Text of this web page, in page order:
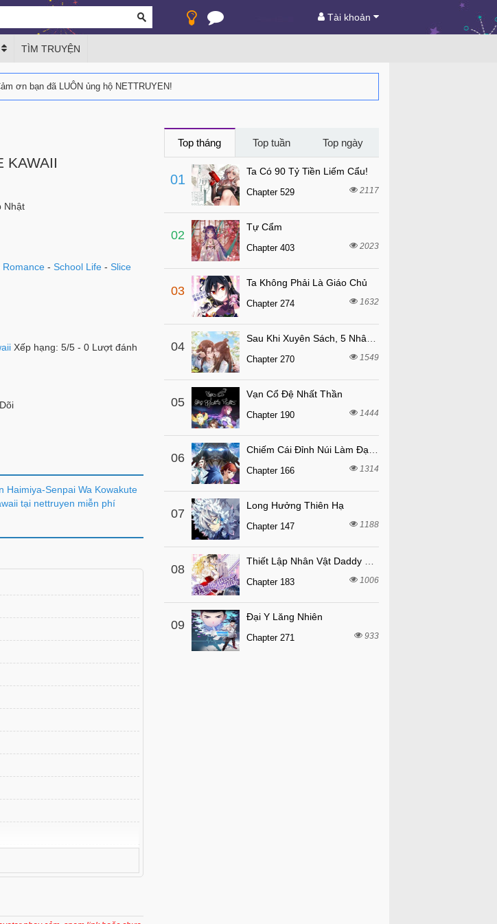
Tài khoản
TÌM TRUYỆN
ơn bạn đã LUÔN ủng hộ NETTRUYEN!
KAWAII
Nhật
Romance -School Life -Slice
Xếp hạng: 5/5- 0Lượt đánh
Haimiya-Senpai Wa Kowakute
tại nettruyen miễn phí
Top tháng Top tuần Top ngày
01
Ta Có 90 Tỷ Tiền Liếm Cẩu!
Chapter 529 2117
02
Tự Cẩm
Chapter 403 2023
03
Ta Không Phải Là Giáo Chủ
Chapter 274 1632
04
Chapter 270 1549
05
Vạn Cổ Đệ Nhất Thần
Chapter 190 1444
06
Chapter 166 1314
07
Long Hưởng Thiên Hạ
Chapter 147 1188
08
Chapter 183 1006
09
Đại Y Lăng Nhiên
Chapter 271 933